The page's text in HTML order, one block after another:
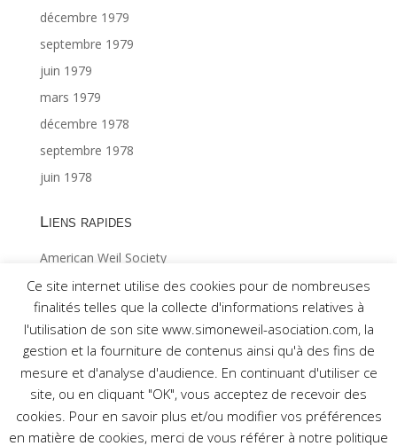
décembre 1979
septembre 1979
juin 1979
mars 1979
décembre 1978
septembre 1978
juin 1978
Liens rapides
American Weil Society
Index général ©Gabriël MAES 1/2
Index général ©Gabriël MAES 2/2
Réalisé par Association pour l'étude de la pensée de
Ce site internet utilise des cookies pour de nombreuses
finalités telles que la collecte d'informations relatives à
l'utilisation de son site www.simoneweil-asociation.com, la
gestion et la fourniture de contenus ainsi qu'à des fins de
mesure et d'analyse d'audience. En continuant d'utiliser ce
site, ou en cliquant "OK", vous acceptez de recevoir des
cookies. Pour en savoir plus et/ou modifier vos préférences
en matière de cookies, merci de vous référer à notre politique